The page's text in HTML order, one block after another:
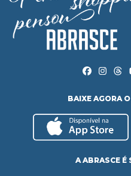
BAIXE AGORA
A ABRASCE É